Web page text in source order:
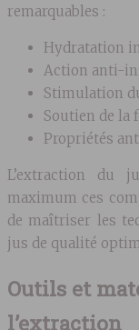
remarquables :
Hydratation
Action anti-
Stimulation
Soutien de la
Propriétés
L’extraction du
maximum ces
de maîtriser les
jus de qualité
Outils et
l’extraction